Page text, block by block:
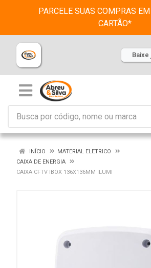
PARCELE SUAS COMPRAS
CARTÃO*
Baixe
INÍCIO
MATERIAL ELETRICO
CAIXA DE ENERGIA
CAIXA CFTV IBOX 136X136MM ILUMI